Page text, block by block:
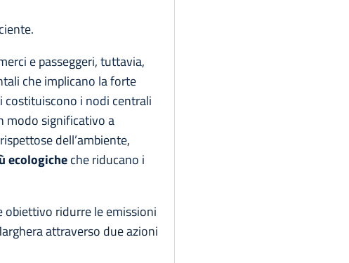
e passeggeri, tuttavia,
che implicano la forte
costituiscono i nodi centrali
modo significativo a
dell’ambiente,
ecologicheche riducano i
obiettivo ridurre le emissioni
attraverso due azioni